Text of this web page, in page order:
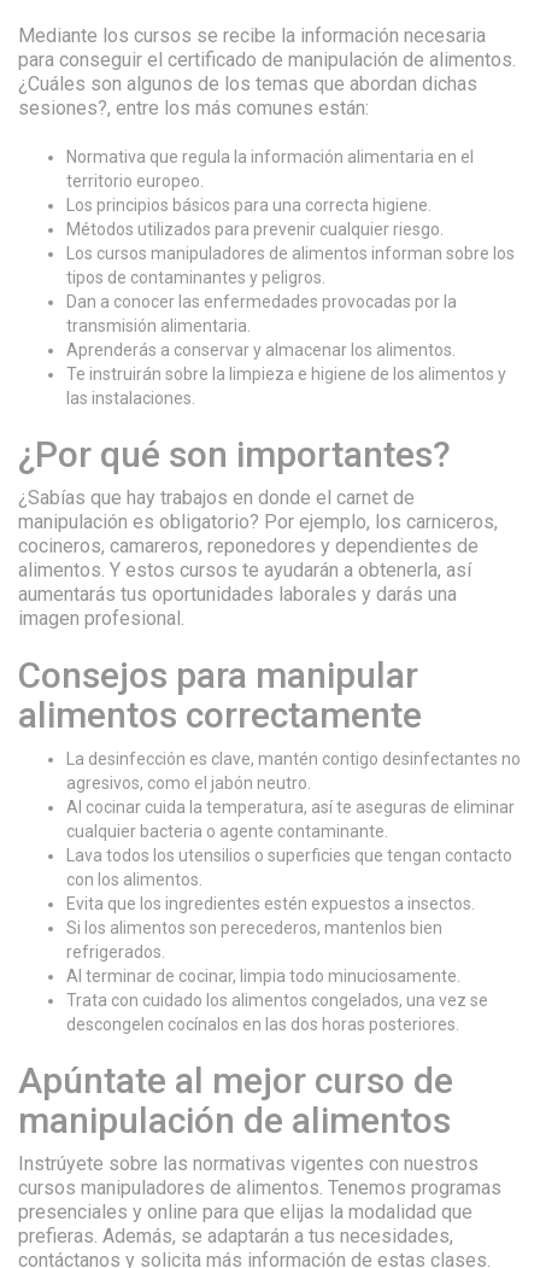
Mediante los cursos se recibe la información necesaria
para conseguir el certificado de manipulación de alimentos.
¿Cuáles son algunos de los temas que abordan dichas
sesiones?, entre los más comunes están:
Normativa que regula la información alimentaria en el
territorio europeo.
Los principios básicos para una correcta higiene.
Métodos utilizados para prevenir cualquier riesgo.
Los cursos manipuladores de alimentos informan sobre los
tipos de contaminantes y peligros.
Dan a conocer las enfermedades provocadas por la
transmisión alimentaria.
Aprenderás a conservar y almacenar los alimentos.
Te instruirán sobre la limpieza e higiene de los alimentos y
las instalaciones.
¿Por qué son importantes?
¿Sabías que hay trabajos en donde el carnet de
manipulación es obligatorio? Por ejemplo, los carniceros,
cocineros, camareros, reponedores y dependientes de
alimentos. Y estos cursos te ayudarán a obtenerla, así
aumentarás tus oportunidades laborales y darás una
imagen profesional.
Consejos para manipular
alimentos correctamente
La desinfección es clave, mantén contigo desinfectantes no
agresivos, como el jabón neutro.
Al cocinar cuida la temperatura, así te aseguras de eliminar
cualquier bacteria o agente contaminante.
Lava todos los utensilios o superficies que tengan contacto
con los alimentos.
Evita que los ingredientes estén expuestos a insectos.
Si los alimentos son perecederos, mantenlos bien
refrigerados.
Al terminar de cocinar, limpia todo minuciosamente.
Trata con cuidado los alimentos congelados, una vez se
descongelen cocínalos en las dos horas posteriores.
Apúntate al mejor curso de
manipulación de alimentos
Instrúyete sobre las normativas vigentes con nuestros
cursos manipuladores de alimentos. Tenemos programas
presenciales y online para que elijas la modalidad que
prefieras. Además, se adaptarán a tus necesidades,
contáctanos y solicita más información de estas clases.